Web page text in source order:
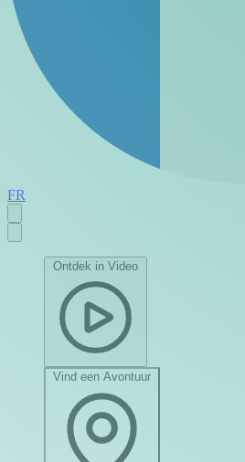
FR
Ontdek in Video
Vind een Avontuur